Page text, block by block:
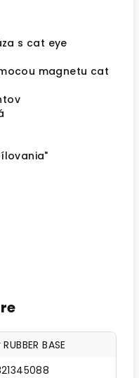
s cat eye
magnetu cat
BASE